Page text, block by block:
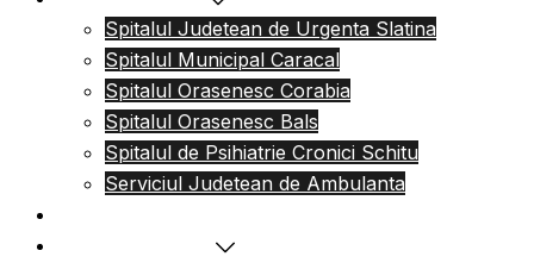
Spitalul Judetean de Urgenta Slatina
Spitalul Municipal Caracal
Spitalul Orasenesc Corabia
Spitalul Orasenesc Bals
Spitalul de Psihiatrie Cronici Schitu
Serviciul Judetean de Ambulanta